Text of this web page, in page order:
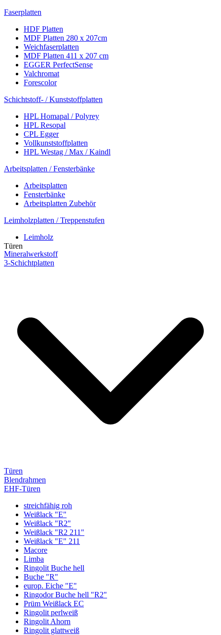
Faserplatten
HDF Platten
MDF Platten 280 x 207cm
Weichfaserplatten
MDF Platten 411 x 207 cm
EGGER PerfectSense
Valchromat
Forescolor
Schichtstoff- / Kunststoffplatten
HPL Homapal / Polyrey
HPL Resopal
CPL Egger
Vollkunststoffplatten
HPL Westag / Max / Kaindl
Arbeitsplatten / Fensterbänke
Arbeitsplatten
Fensterbänke
Arbeitsplatten Zubehör
Leimholzplatten / Treppenstufen
Leimholz
Mineralwerkstoff
3-Schichtplatten
Türen
Türen
Blendrahmen
EHF-Türen
streichfähig roh
Weißlack "E"
Weißlack "R2"
Weißlack "R2 211"
Weißlack "E" 211
Macore
Limba
Ringolit Buche hell
Buche "R"
europ. Eiche "E"
Ringodor Buche hell "R2"
Prüm Weißlack EC
Ringolit perlweiß
Ringolit Ahorn
Ringolit glattweiß